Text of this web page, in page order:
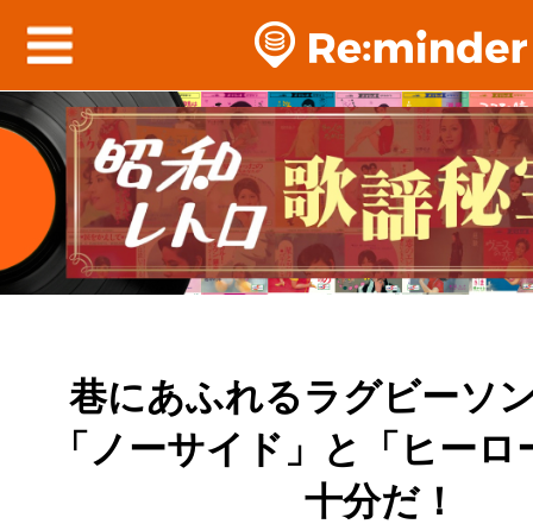
巷にあふれるラグビーソ
「ノーサイド」と「ヒー
十分だ！